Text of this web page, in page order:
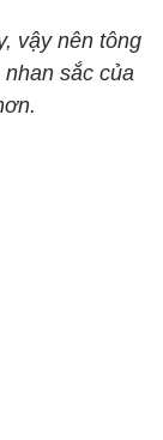
vậy nên tông
sắc của